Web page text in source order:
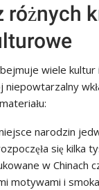
różnych
wiele kultur
niepowtarzalny
narodzin
się kilka
w Chinach
motywami i